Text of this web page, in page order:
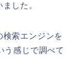
した。
検索エンジンを
感じで調べて